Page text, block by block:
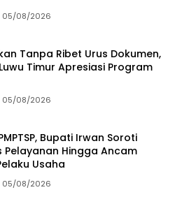
05/08/2026
Tanpa Ribet Urus Dokumen,
Timur Apresiasi Program
05/08/2026
Bupati Irwan Soroti
Pelayanan Hingga Ancam
Usaha
05/08/2026